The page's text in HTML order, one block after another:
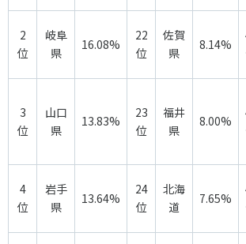
「SSFニュース」
会員登録
スポーツによるまちづくり
スポーツ政策・予算
社会づくり
2
位
岐阜
県
16.08%
22
位
佐賀
県
8.14%
3
位
山口
県
13.83%
23
位
福井
県
8.00%
4
位
岩手
県
13.64%
24
位
北海
道
7.65%